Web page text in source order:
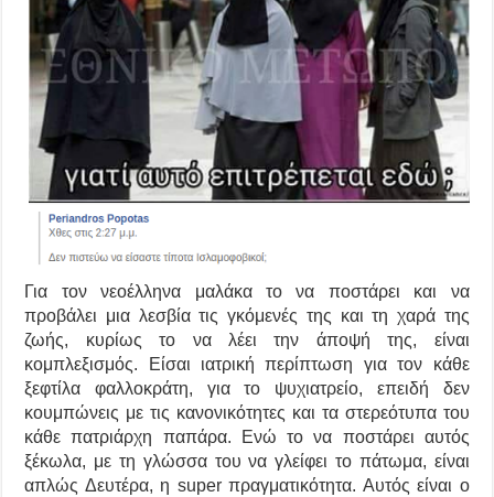
Για τον νεοέλληνα μαλάκα το να ποστάρει και να
προβάλει μια λεσβία τις γκόμενές της και τη χαρά της
ζωής, κυρίως το να λέει την άποψή της, είναι
κομπλεξισμός. Είσαι ιατρική περίπτωση για τον κάθε
ξεφτίλα φαλλοκράτη, για το ψυχιατρείο, επειδή δεν
κουμπώνεις με τις κανονικότητες και τα στερεότυπα του
κάθε πατριάρχη παπάρα. Ενώ το να ποστάρει αυτός
ξέκωλα, με τη γλώσσα του να γλείφει το πάτωμα, είναι
απλώς Δευτέρα, η superπραγματικότητα. Αυτός είναι ο